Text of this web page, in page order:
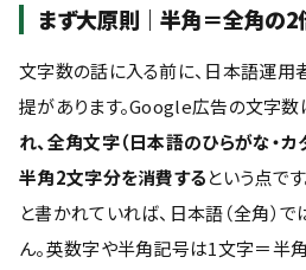
まず大原則｜半角＝全角の2
文字数の話に入る前に、日本語運用
提があります。Google広告の文字数
れ、全角文字（日本語のひらがな・カ
半角2文字分を消費するという点で
と書かれていれば、日本語（全角）で
ん。英数字や半角記号は1文字＝半